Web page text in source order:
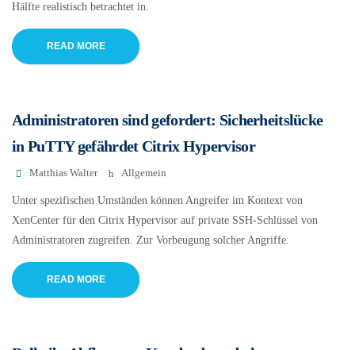
Hälfte realistisch betrachtet in.
READ MORE
Administratoren sind gefordert: Sicherheitslücke
in PuTTY gefährdet Citrix Hypervisor
Matthias Walter Allgemein
Unter spezifischen Umständen können Angreifer im Kontext von
XenCenter für den Citrix Hypervisor auf private SSH-Schlüssel von
Administratoren zugreifen. Zur Vorbeugung solcher Angriffe.
READ MORE